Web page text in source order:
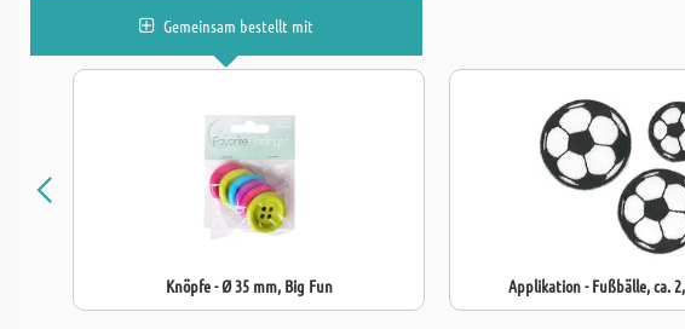
Gemeinsam bestellt mit
Knöpfe - Ø 35 mm, Big Fun Applikation - Fußbälle, ca.